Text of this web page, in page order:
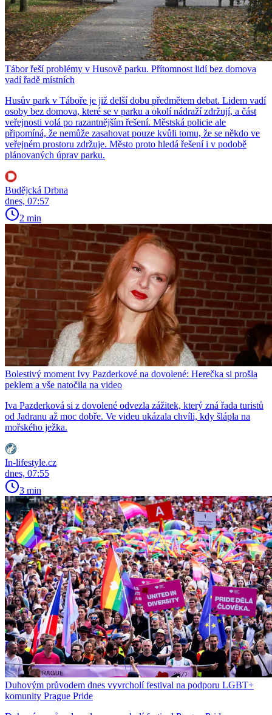
Tábor řeší problémy v Husově parku. Přítomnost lidí bez domova
vadí řadě místních
Husův park v Táboře je již delší dobu předmětem debat. Lidem vadí
osoby bez domova, které se v parku a okolí nádraží zdržují, a část
veřejnosti volá po razantnějším řešení. Městská policie ale
připomíná, že nemůže zasahovat pouze kvůli tomu, že se někdo ve
veřejném prostoru zdržuje. Město proto hledá řešení i v podobě
plánovaných úprav parku.
Budějcká Drbna
dnes, 07:57
2 min
Bolestivý moment Ivy Pazderkové na dovolené: Herečka si prošla
peklem a vše natočila na video
Iva Pazderková si z dovolené odvezla zážitek, který zná řada turistů
od Jadranu až moc dobře. Ve videu ukázala chvíli, kdy šlápla na
mořského ježka.
In-lifestyle.cz
dnes, 07:55
3 min
Duhovým průvodem dnes vyvrcholí festival na podporu LGBT+
komunity Prague Pride